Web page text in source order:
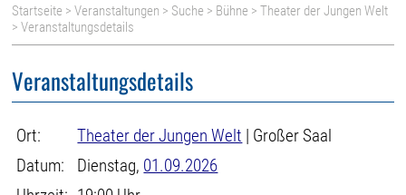
Startseite >Veranstaltungen > Suche > Bühne >Theater der Jungen Welt
> Veranstaltungsdetails
Veranstaltungsdetails
Ort: Theater der Jungen Welt | Großer Saal
Datum:
Dienstag, 01.09.2026